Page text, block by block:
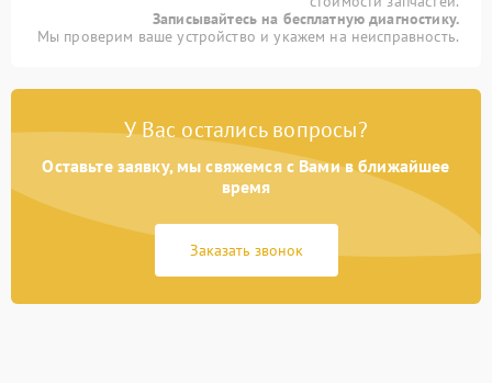
Записывайтесь на бесплатную диагностику.
Мы проверим ваше устройство и укажем на неисправность.
У Вас остались вопросы?
Оставьте заявку, мы свяжемся с Вами в ближайшее
время
Заказать звонок